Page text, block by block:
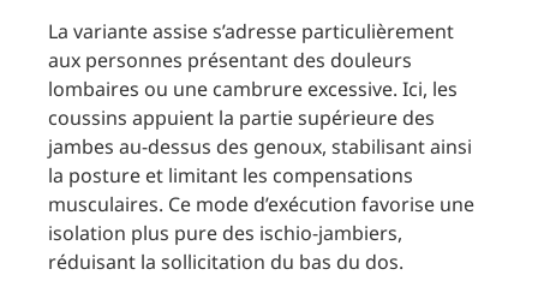
La variante assise s’adresse particulièrement
aux personnes présentant des douleurs
lombaires ou une cambrure excessive. Ici, les
coussins appuient la partie supérieure des
jambes au-dessus des genoux, stabilisant ainsi
la posture et limitant les compensations
musculaires. Ce mode d’exécution favorise une
isolation plus pure des ischio-jambiers,
réduisant la sollicitation du bas du dos.